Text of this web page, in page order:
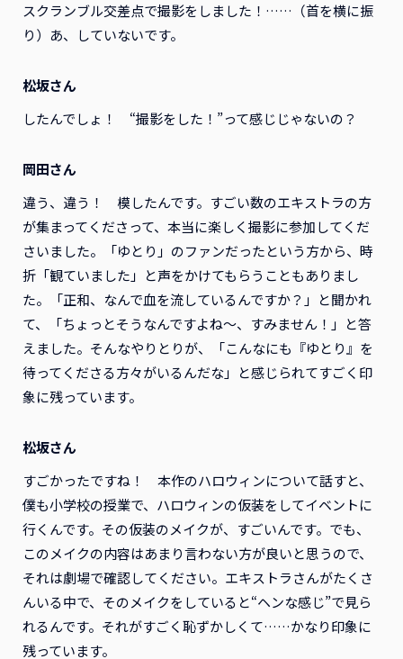
スクランブル交差点で撮影をしました！……（首を横に振
り）あ、していないです。
松坂さん
したんでしょ！ “撮影をした！”って感じじゃないの？
岡田さん
違う、違う！ 模したんです。すごい数のエキストラの方
が集まってくださって、本当に楽しく撮影に参加してくだ
さいました。「ゆとり」のファンだったという方から、時
折「観ていました」と声をかけてもらうこともありまし
た。「正和、なんで血を流しているんですか？」と聞かれ
て、「ちょっとそうなんですよね～、すみません！」と答
えました。そんなやりとりが、「こんなにも『ゆとり』を
待ってくださる方々がいるんだな」と感じられてすごく印
象に残っています。
松坂さん
すごかったですね！ 本作のハロウィンについて話すと、
僕も小学校の授業で、ハロウィンの仮装をしてイベントに
行くんです。その仮装のメイクが、すごいんです。でも、
このメイクの内容はあまり言わない方が良いと思うので、
それは劇場で確認してください。エキストラさんがたくさ
んいる中で、そのメイクをしていると“ヘンな感じ”で見ら
れるんです。それがすごく恥ずかしくて……かなり印象に
残っています。